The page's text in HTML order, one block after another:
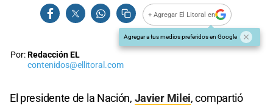
+ Agregar El Litoral en
Agregar a tus medios preferidos en Google
Por:Redacción EL
contenidos@ellitoral.com
El presidente de la Nación, Javier Milei, compartió